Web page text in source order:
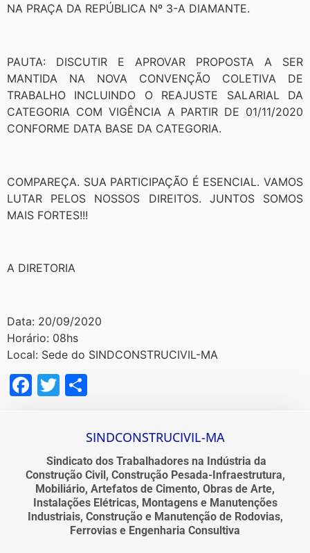
NA PRAÇA DA REPÚBLICA Nº 3-A DIAMANTE.
PAUTA: DISCUTIR E APROVAR PROPOSTA A SER
MANTIDA NA NOVA CONVENÇÃO COLETIVA DE
TRABALHO INCLUINDO O REAJUSTE SALARIAL DA
CATEGORIA COM VIGÊNCIA A PARTIR DE 01/11/2020
CONFORME DATA BASE DA CATEGORIA.
COMPAREÇA. SUA PARTICIPAÇÃO É ESENCIAL. VAMOS
LUTAR PELOS NOSSOS DIREITOS. JUNTOS SOMOS
MAIS FORTES!!!
A DIRETORIA
Data: 20/09/2020
Horário: 08hs
Local: Sede do SINDCONSTRUCIVIL-MA
Facebook
Twitter
SINDCONSTRUCIVIL-MA
Sindicato dos Trabalhadores na Indústria da
Construção Civil, Construção Pesada-Infraestrutura,
Mobiliário, Artefatos de Cimento, Obras de Arte,
Instalações Elétricas, Montagens e Manutenções
Industriais, Construção e Manutenção de Rodovias,
Ferrovias e Engenharia Consultiva